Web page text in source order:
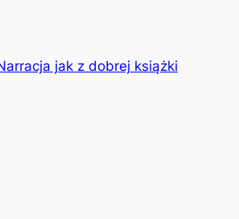
jak z dobrej książki